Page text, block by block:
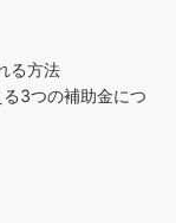
る方法
3つの補助金につ